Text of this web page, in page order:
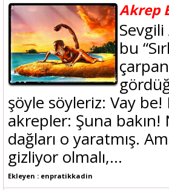
Akrep
Sevgili
bu
şöyle söyleriz: Vay be!
akrepler: Şuna
dağları o yaratmış.
gizliyor olmalı,...
Ekleyen : enpratikkadin